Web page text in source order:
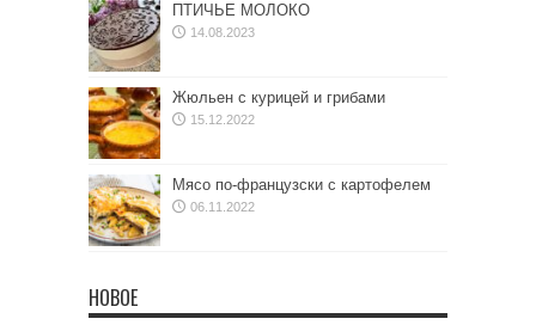
ПТИЧЬЕ МОЛОКО
14.08.2023
Жюльен с курицей и грибами
15.12.2022
Мясо по-французски с картофелем
06.11.2022
НОВОЕ